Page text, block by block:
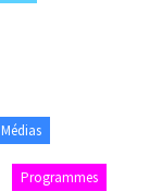
Médias
Programmes